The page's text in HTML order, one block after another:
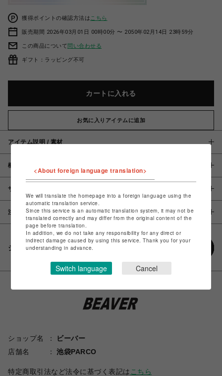
獲得ポイントの確認方法は こちら
販売期間 2026年03月01日 00時00分 〜 2050年02月14日 23時59分
この商品について問い合わせる
ギフト：ラッピング不可
カートに入れる
お気に入りアイテムに追加
アイテム説明 / 素材
概要
サイズ
注意事項
シェアする
ショップ名
ビーバー
店舗名
池袋PARCO
特定商取引法など法令に基づく表記は こちら
<About foreign language translation>
We will translate the homepage into a foreign language using the
automatic translation service.
Since this service is an automatic translation system, it may not be
translated correctly and may differ from the original content of the
page before translation.
In addition, we do not take any responsibility for any direct or
indirect damage caused by using this service. Thank you for your
understanding in advance.
Switch language Cancel